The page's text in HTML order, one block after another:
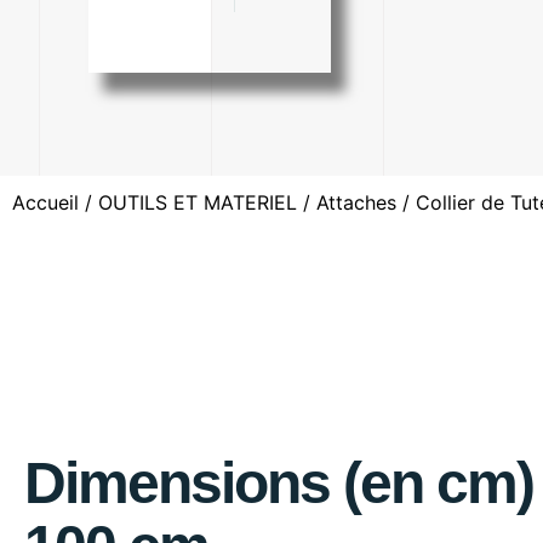
Accueil / OUTILS ET MATERIEL / Attaches / Collier de
Dimensions (en